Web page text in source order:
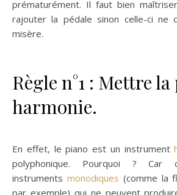
prématurément. Il faut bien
rajouter la pédale sinon celle-ci ne
misère.
Règle n°1 : Mettre
harmonie.
En effet, le piano est un instrument
polyphonique. Pourquoi ? Car
instruments monodiques (comme la
par exemple) qui ne peuvent